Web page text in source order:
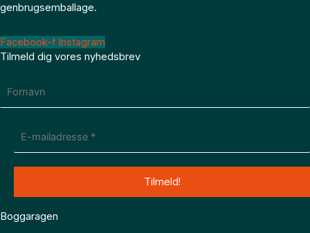
genbrugsemballage.
Facebook-f Instagram
Tilmeld dig vores nyhedsbrev
Boggaragen